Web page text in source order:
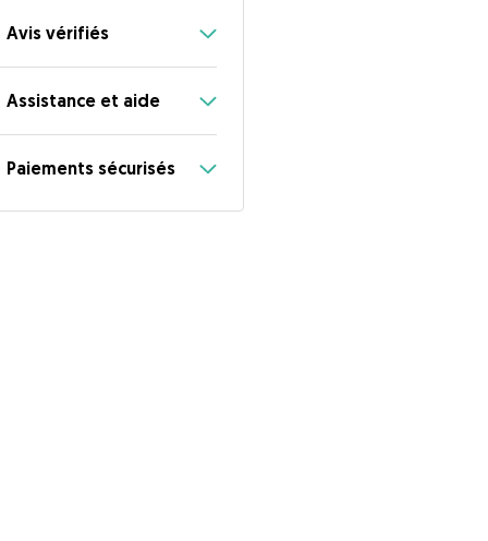
Avis vérifiés
Assistance et aide
Paiements sécurisés